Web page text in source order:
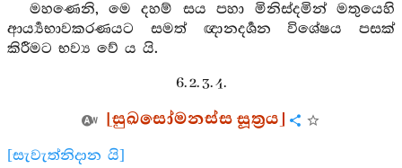
මහණෙනි, මෙ දහම් සය පහා මිනිස්දමින් මතුයෙහි
ආර්‍ය්‍යභාවකරණයට සමත් ඥානදර්‍ශන විශේෂය පසක්
කිරීමට භව්‍ය වේ ය යි.
6. 2. 3. 4.
[සුඛසෝමනස්ස සූත්‍රය]
[සැවැත්නිදාන යි]